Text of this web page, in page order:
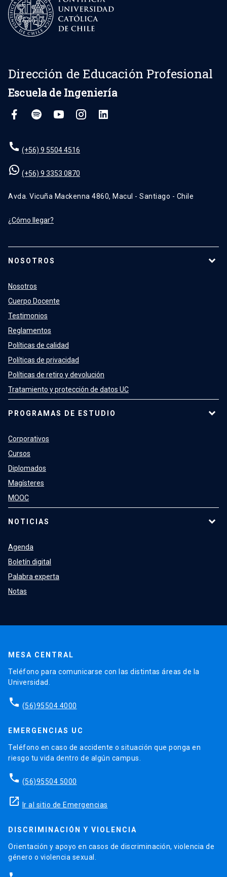
Dirección de Educación Profesional
Escuela de Ingeniería
(+56) 9 5504 4516
(+56) 9 3353 0870
Avda. Vicuña Mackenna 4860, Macul - Santiago - Chile
¿Cómo llegar?
NOSOTROS
Nosotros
Cuerpo Docente
Testimonios
Reglamentos
Políticas de calidad
Políticas de privacidad
Políticas de retiro y devolución
Tratamiento y protección de datos UC
PROGRAMAS DE ESTUDIO
Corporativos
Cursos
Diplomados
Magísteres
MOOC
NOTICIAS
Agenda
Boletín digital
Palabra experta
Notas
MESA CENTRAL
Teléfono para comunicarse con las distintas áreas de la
Universidad.
phone (56)95504 4000
EMERGENCIAS UC
Teléfono en caso de accidente o situación que ponga en
riesgo tu vida dentro de algún campus.
phone (56)95504 5000
launch Ir al sitio de Emergencias
DISCRIMINACIÓN Y VIOLENCIA
Orientación y apoyo en casos de discriminación, violencia de
género o violencia sexual.